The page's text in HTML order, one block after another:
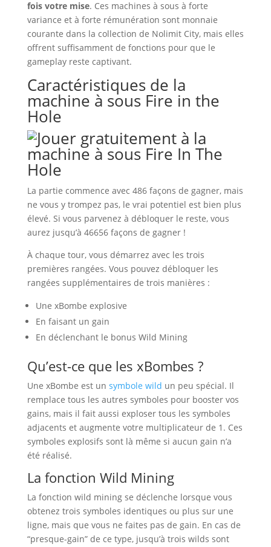
fois votre mise. Ces machines à sous à forte
variance et à forte rémunération sont monnaie
courante dans la collection de Nolimit City, mais elles
offrent suffisamment de fonctions pour que le
gameplay reste captivant.
Caractéristiques de la
machine à sous Fire in the
Hole
La partie commence avec 486 façons de gagner, mais
ne vous y trompez pas, le vrai potentiel est bien plus
élevé. Si vous parvenez à débloquer le reste, vous
aurez jusqu’à 46656 façons de gagner !
À chaque tour, vous démarrez avec les trois
premières rangées. Vous pouvez débloquer les
rangées supplémentaires de trois manières :
Une xBombe explosive
En faisant un gain
En déclenchant le bonus Wild Mining
Qu’est-ce que les xBombes ?
Une xBombe est un symbole wild un peu spécial. Il
remplace tous les autres symboles pour booster vos
gains, mais il fait aussi exploser tous les symboles
adjacents et augmente votre multiplicateur de 1. Ces
symboles explosifs sont là même si aucun gain n’a
été réalisé.
La fonction Wild Mining
La fonction wild mining se déclenche lorsque vous
obtenez trois symboles identiques ou plus sur une
ligne, mais que vous ne faites pas de gain. En cas de
“presque-gain” de ce type, jusqu’à trois wilds sont